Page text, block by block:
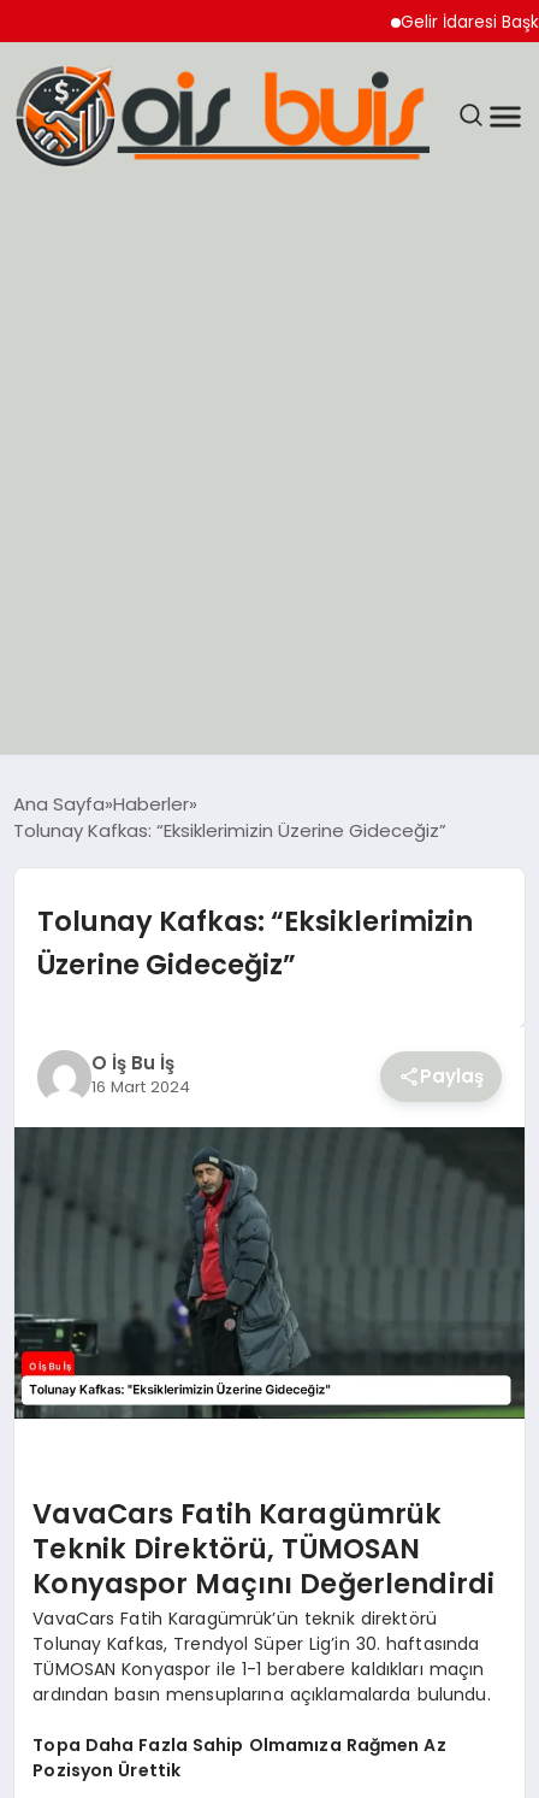
Gelir İdaresi
EKONOMİ
GÜNCEL
SIYASET
YAŞAM
Ana Sayfa Haberler
Tolunay Kafkas: “Eksiklerimizin Üzerine Gideceğiz”
Tolunay Kafkas: “Eksiklerimizin
Üzerine Gideceğiz”
O İş Bu İş
16 Mart 2024 Paylaş
VavaCars Fatih Karagümrük
Teknik Direktörü, TÜMOSAN
Konyaspor Maçını Değerlendirdi
VavaCars Fatih Karagümrük’ün teknik direktörü
Tolunay Kafkas, Trendyol Süper Lig’in 30. haftasında
TÜMOSAN Konyaspor ile 1-1 berabere kaldıkları maçın
ardından basın mensuplarına açıklamalarda bulundu.
Topa Daha Fazla Sahip Olmamıza Rağmen Az
Pozisyon Ürettik